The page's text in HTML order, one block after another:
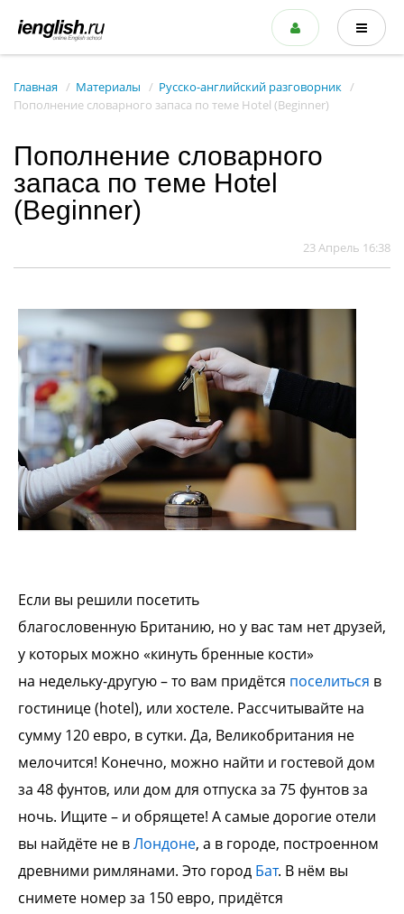
Главная Материалы
Русско-английский разговорник
Пополнение словарного запаса по теме Hotel (Beginner)
Пополнение словарного
запаса по теме Hotel
(Beginner)
23 Апрель 16:38
Если вы решили посетить
благословенную Британию, но у вас там нет друзей,
у которых можно «кинуть бренные кости»
на недельку-другую – то вам придётся поселиться в
гостинице (hotel), или хостеле. Рассчитывайте на
сумму 120 евро, в сутки. Да, Великобритания не
мелочится! Конечно, можно найти и гостевой дом
за 48 фунтов, или дом для отпуска за 75 фунтовза
ночь. Ищите – и обрящете! А самыедорогие отели
вы найдёте не вЛондоне, а в городе, построенном
древними римлянами. Это город Бат. В нём вы
снимете номер за 150 евро, придётся